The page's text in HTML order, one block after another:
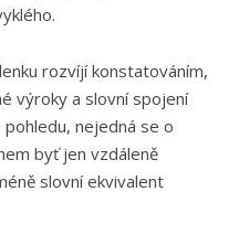
rozvíjí konstatováním,
výroky a slovní spojení
nejedná se o
byť jen vzdáleně
slovní ekvivalent